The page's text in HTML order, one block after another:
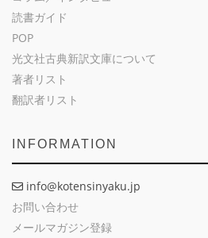
読書ガイド
POP
光文社古典新訳文庫について
著者リスト
翻訳者リスト
INFORMATION
info@kotensinyaku.jp
お問い合わせ
メールマガジン登録